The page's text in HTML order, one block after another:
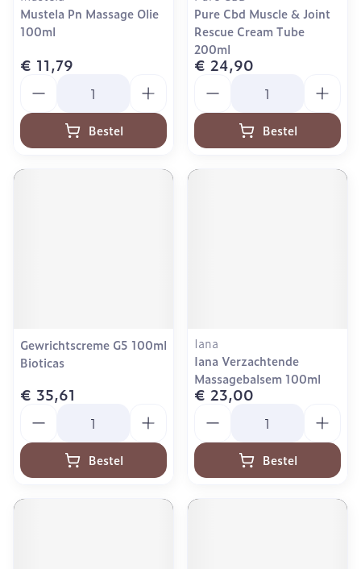
Mustela Pn Massage Olie
100ml
€ 11,79
Bestel
Pure Cbd Muscle & Joint
Rescue Cream Tube
200ml
€ 24,90
Bestel
Gewrichtscreme G5 100ml
Bioticas
€ 35,61
Bestel
Iana
Iana Verzachtende
Massagebalsem 100ml
€ 23,00
Bestel